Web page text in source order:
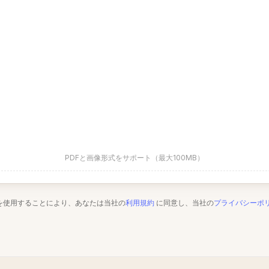
PDFと画像形式をサポート（最大100MB）
使用することにより、あなたは当社の利用規約 に同意し、当社のプライバシーポ